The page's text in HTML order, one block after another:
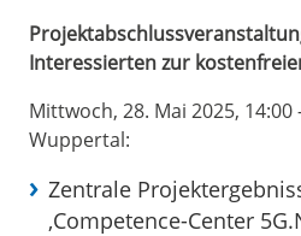
Interessierten zur
Mittwoch, 28. Mai 2025, 14:00
Wuppertal:
Zentrale
‚Competence-Center